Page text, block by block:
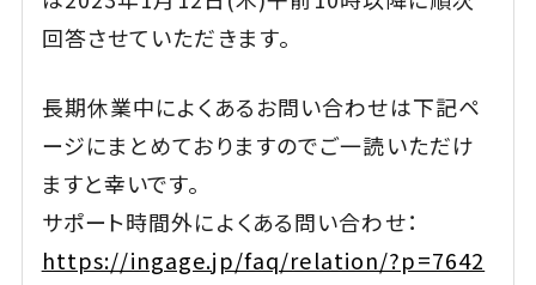
回答させていただきます。
長期休業中によくあるお問い合わせは下記ペ
ージにまとめておりますのでご一読いただけ
ますと幸いです。
サポート時間外によくある問い合わせ：
https://ingage.jp/faq/relation/?p=7642